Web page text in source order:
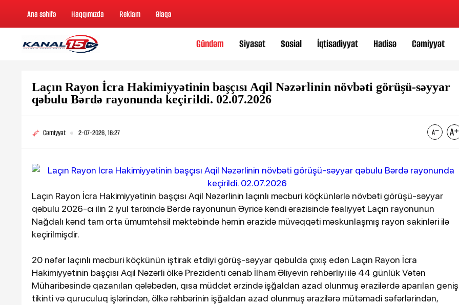
Ana səhifə Haqqımızda Reklam Əlaqə
Gündəm Siyasət Sosial İqtisadiyyat Hadisə Cəmiyyət
Laçın Rayon İcra Hakimiyyətinin başçısı Aqil Nəzərlinin növbəti görüşü-səyyar
qəbulu Bərdə rayonunda keçirildi. 02.07.2026
Cəmiyyət 2-07-2026, 16:27
Laçın Rayon İcra Hakimiyyətinin başçısı Aqil Nəzərlinin laçınlı məcburi köçkünlərlə növbəti görüşü-səyyar
qəbulu 2026-cı ilin 2 iyul tarixində Bərdə rayonunun Əyricə kəndi ərazisində fəaliyyət Laçın rayonunun
Nağdalı kənd tam orta ümumtəhsil məktəbində həmin ərazidə müvəqqəti məskunlaşmış rayon sakinləri ilə
keçirilmişdir.
20 nəfər laçınlı məcburi köçkünün iştirak etdiyi görüş-səyyar qəbulda çıxış edən Laçın Rayon İcra
Hakimiyyətinin başçısı Aqil Nəzərli ölkə Prezidenti cənab İlham Əliyevin rəhbərliyi ilə 44 günlük Vətən
Müharibəsində qazanılan qələbədən, qısa müddət ərzində işğaldan azad olunmuş ərazilərdə aparılan geniş
tikinti və quruculuq işlərindən, ölkə rəhbərinin işğaldan azad olunmuş ərazilərə mütəmadi səfərlərindən,
Loqo ✕
DİSƏİQTİSADİYYATMƏDƏNİYYƏTİDMANCOP2
9DÜNYAMARAQLITƏHLİLDİGƏRHAQQIMIZDA
ƏLAQƏPEŞƏ ETİKASI “Bu siyahıda yaddan
çıxan müğənnilər var”
Tiktoker Müjgan həbs edildi